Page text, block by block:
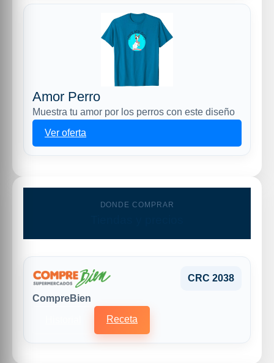
Amor Perro
Muestra tu amor por los perros con este diseño
Ver oferta
DONDE COMPRAR
CRC 2038
CompreBien
Receta